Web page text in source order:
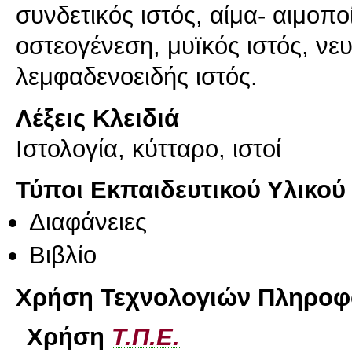
συνδετικός ιστός, αίμα-
οστεογένεση, μυïκός ιστός,
λεμφαδενοειδής ιστός.
Λέξεις Κλειδιά
Ιστολογία, κύτταρο, ιστοί
Τύποι Εκπαιδευτικού Υλικού
Διαφάνειες
Βιβλίο
Χρήση Τεχνολογιών
Χρήση Τ.Π.Ε.